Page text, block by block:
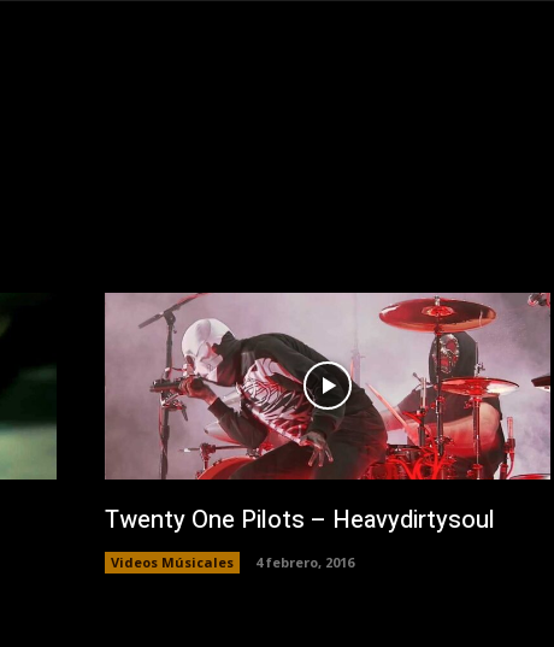
Twenty One Pilots – Heavydirtysoul
Videos Músicales 4 febrero, 2016